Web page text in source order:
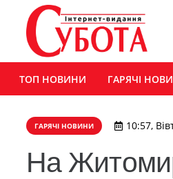
ТОП НОВИНИ ГАРЯЧІ
ГАРЯЧІ НОВИНИ 10:57,
На